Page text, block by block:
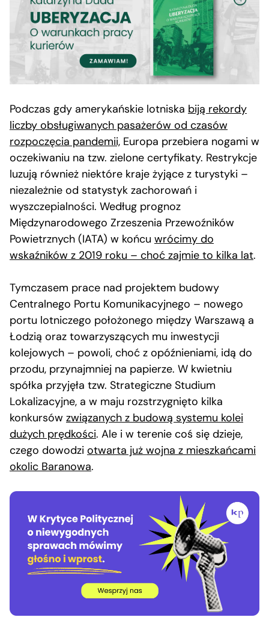
Podczas gdy amerykańskie lotniska biją rekordy
liczby obsługiwanych pasażerów od czasów
rozpoczęcia pandemii, Europa przebiera nogami w
oczekiwaniu na tzw. zielone certyfikaty. Restrykcje
luzują również niektóre kraje żyjące z turystyki –
niezależnie od statystyk zachorowań i
wyszczepialności. Według prognoz
Międzynarodowego Zrzeszenia Przewoźników
Powietrznych (IATA) w końcu wrócimy do
wskaźników z 2019 roku – choć zajmie to kilka lat.
Tymczasem prace nad projektem budowy
Centralnego Portu Komunikacyjnego – nowego
portu lotniczego położonego między Warszawą a
Łodzią oraz towarzyszących mu inwestycji
kolejowych – powoli, choć z opóźnieniami, idą do
przodu, przynajmniej na papierze. W kwietniu
spółka przyjęła tzw. Strategiczne Studium
Lokalizacyjne, a w maju rozstrzygnięto kilka
konkursów związanych z budową systemu kolei
dużych prędkości. Ale i w terenie coś się dzieje,
czego dowodzi otwarta już wojna z mieszkańcami
okolic Baranowa.